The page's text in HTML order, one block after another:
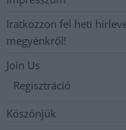
Iratkozzon fel heti
megyénkről!
Join Us
Regisztráció
Köszönjük